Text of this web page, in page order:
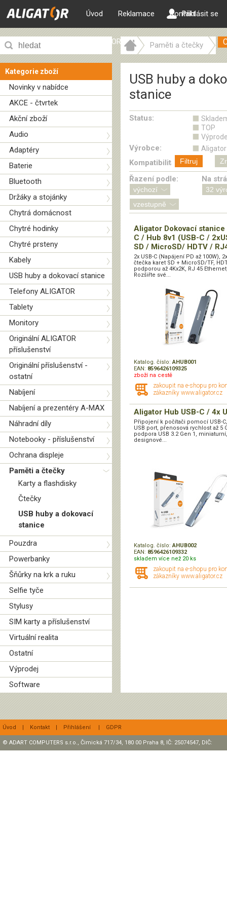
Úvod Reklamace Kontakt
ALIGATOR web
Přihlásit se
Kategorie zboží
Novinky v nabídce
AKCE - čtvrtek
Akční zboží
Audio
Adaptéry
Baterie
Bluetooth
Držáky a stojánky
Chytrá domácnost
Chytré hodinky
Chytré prsteny
Kabely
USB huby a dokovací stanice
Telefony ALIGATOR
Tablety
Monitory
Originální ALIGATOR
příslušenství
Originální příslušenství -
ostatní
Nabíjení
Nabíjení a prezentéry A-MAX
Náhradní díly
Notebooky - příslušenství
Ochrana displeje
Paměti a čtečky
Karty a flashdisky
Čtečky
USB huby a dokovací
stanice
Pouzdra
Powerbanky
Šňůrky na krk a ruku
Selfie tyče
Stylusy
SIM karty a příslušenství
Virtuální realita
Ostatní
Výprodej
Software
Paměti a čtečky
USB huby a
stanice
Status:
TOP
Výrobce: Aligator
Kompatibilita: Filtruj
Řazení podle: Na
Aligator Dokovací stanice
C / Hub 8v1 (USB-C /
SD / MicroSD/ HDTV /
2x USB-C (Napájení PD až 100W),
čtečka karet SD + MicroSD/TF,
podporou až 4Kx2K, RJ 45
Rozšiřte své...
Katalog. číslo:AHUB001
EAN: 8596426109325
zboží na cestě
zakoupit na e-shopu pro
zákazníky www.aligator.cz
Aligator Hub USB-C / 4x
Připojení k počítači pomocí USB-
USB port, přenosová rychlost až 5
podpora USB 3.2 Gen 1, miniaturní,
designové...
Katalog. číslo:AHUB002
EAN: 8596426109332
skladem více než 20 ks
zakoupit na e-shopu pro
zákazníky www.aligator.cz
Úvod | Kontakt | Přihlášení | GDPR
© ADART COMPUTERS s.r.o., Čimická 717/34, 180 00 Praha 8, IČ: 25074547, DIČ: